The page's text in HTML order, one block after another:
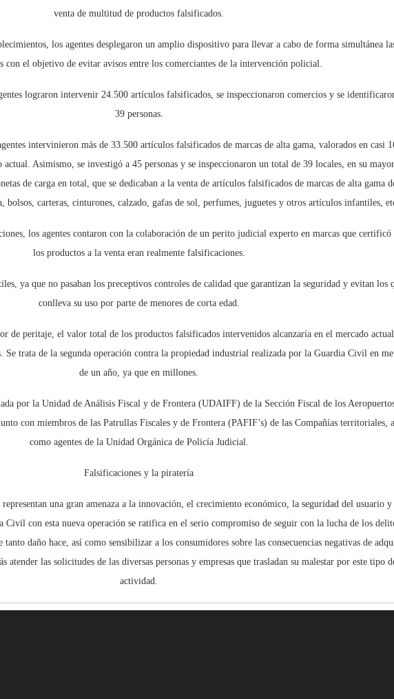
venta de multitud de productos falsificados.
los agentes desplegaron un amplio dispositivo para llevar a cabo de forma simultánea
con el objetivo de evitar avisos entre los comerciantes de la intervención policial.
lograron intervenir 24.500 artículos falsificados, se inspeccionaron comercios y se
39 personas.
intervinieron más de 33.500 artículos falsificados de marcas de alta gama, valorados en casi
actual. Asimismo, se investigó a 45 personas y se inspeccionaron un total de 39 locales, en su
de carga en total, que se dedicaban a la venta de artículos falsificados de marcas de alta gama
bolsos, carteras, cinturones, calzado, gafas de sol, perfumes, juguetes y otros artículos infantiles,
los agentes contaron con la colaboración de un perito judicial experto en marcas que certificó
los productos a la venta eran realmente falsificaciones.
ya que no pasaban los preceptivos controles de calidad que garantizan la seguridad y evitan los
conlleva su uso por parte de menores de corta edad.
de peritaje, el valor total de los productos falsificados intervenidos alcanzaría en el mercado
Se trata de la segunda operación contra la propiedad industrial realizada por la Guardia Civil en
de un año, ya que en millones.
por la Unidad de Análisis Fiscal y de Frontera (UDAIFF) de la Sección Fiscal de los
con miembros de las Patrullas Fiscales y de Frontera (PAFIF’s) de las Compañías territoriales,
como agentes de la Unidad Orgánica de Policía Judicial.
Falsificaciones y la piratería
una gran amenaza a la innovación, el crecimiento económico, la seguridad del usuario y
con esta nueva operación se ratifica en el serio compromiso de seguir con la lucha de los
daño hace, así como sensibilizar a los consumidores sobre las consecuencias negativas de
atender las solicitudes de las diversas personas y empresas que trasladan su malestar por este tipo
actividad.